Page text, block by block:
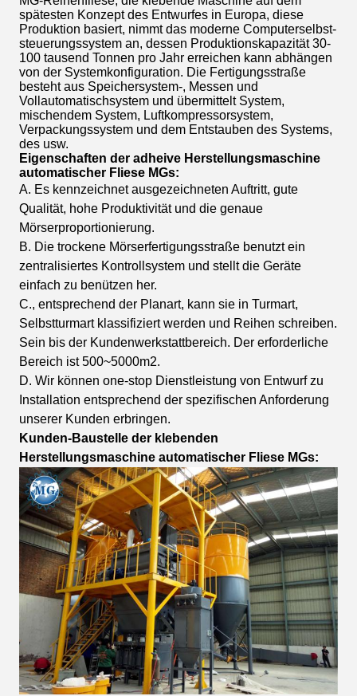
spätesten Konzept des Entwurfes in Europa, diese
Produktion basiert, nimmt das moderne Computerselbst-
steuerungssystem an, dessen Produktionskapazität 30-
100 tausend Tonnen pro Jahr erreichen kann abhängen
von der Systemkonfiguration. Die Fertigungsstraße
besteht aus Speichersystem-, Messen und
Vollautomatischsystem und übermittelt System,
mischendem System, Luftkompressorsystem,
Verpackungssystem und dem Entstauben des Systems,
des usw.
Eigenschaften der adheive Herstellungsmaschine
automatischer Fliese MGs:
A. Es kennzeichnet ausgezeichneten Auftritt, gute
Qualität, hohe Produktivität und die genaue
Mörserproportionierung.
B. Die trockene Mörserfertigungsstraße benutzt ein
zentralisiertes Kontrollsystem und stellt die Geräte
einfach zu benützen her.
C., entsprechend der Planart, kann sie in Turmart,
Selbstturmart klassifiziert werden und Reihen schreiben.
Sein bis der Kundenwerkstattbereich. Der erforderliche
Bereich ist 500~5000m2.
D. Wir können one-stop Dienstleistung von Entwurf zu
Installation entsprechend der spezifischen Anforderung
unserer Kunden erbringen.
Kunden-Baustelle der klebenden
Herstellungsmaschine automatischer Fliese MGs: